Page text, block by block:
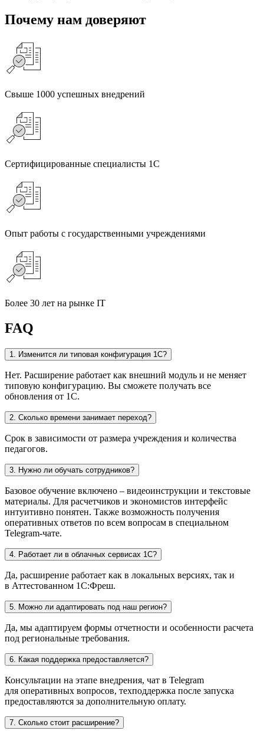
Почему нам доверяют
Свыше 1000 успешных внедрений
Сертифицированные специалисты 1С
Опыт работы с государственными учреждениями
Более 30 лет на рынке IT
FAQ
1. Изменится ли типовая конфигурация 1С?
Нет. Расширение работает как внешний модуль и не меняет
типовую конфигурацию. Вы сможете получать все
обновления от 1С.
2. Сколько времени занимает переход?
Срок в зависимости от размера учреждения и количества
педагогов.
3. Нужно ли обучать сотрудников?
Базовое обучение включено – видеоинструкции и текстовые
материалы. Для расчетчиков и экономистов интерфейс
интуитивно понятен. Также возможность получения
оперативных ответов по всем вопросам в специальном
Telegram-чате.
4. Работает ли в облачных сервисах 1С?
Да, расширение работает как в локальных версиях, так и
в Аттестованном 1С:Фреш.
5. Можно ли адаптировать под наш регион?
Да, мы адаптируем формы отчетности и особенности расчета
под региональные требования.
6. Какая поддержка предоставляется?
Консультации на этапе внедрения, чат в Telegram
для оперативных вопросов, техподдержка после запуска
предоставляются за дополнительную оплату.
7. Сколько стоит расширение?